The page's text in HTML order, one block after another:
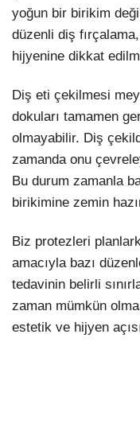
yoğun bir birikim
düzenli diş
hijyenine dikkat
Diş eti çekilmesi
dokuları tamamen
olmayabilir. Diş
zamanda onu
Bu durum zamanla
birikimine zemin
Biz protezleri
amacıyla bazı
tedavinin belirli
zaman mümkün
estetik ve hijyen